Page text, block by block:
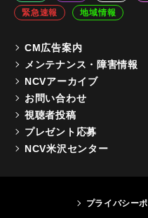
緊急速報
地域情報
CM広告案内
メンテナンス・障害情報
NCVアーカイブ
お問い合わせ
視聴者投稿
プレゼント応募
NCV米沢センター
プライバシー